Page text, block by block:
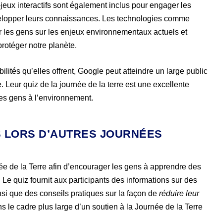
interactifs sont également inclus pour engager les
leurs connaissances. Les technologies comme
gens sur les enjeux environnementaux actuels et
notre planète.
qu’elles offrent, Google peut atteindre un large public
quiz de la journée de la terre est une excellente
gens à l’environnement.
D’AUTRES JOURNÉES
de la Terre afin d’encourager les gens à apprendre des
quiz fournit aux participants des informations sur des
que des conseils pratiques sur la façon deréduire leur
le cadre plus large d’un soutien à la Journée de la Terre